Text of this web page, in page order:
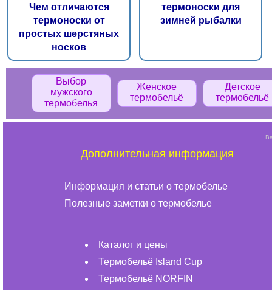
Выбор
мужского
термобелья
Женское
термобельё
Детское
термобельё
Чем отличаются
термоноски от
простых шерстяных
носков
термоноски для
зимней рыбалки
Дополнительная информация
Информация и статьи о термобелье
Полезные заметки о термобелье
Каталог и цены
Термобельё Island Cup
Термобельё NORFIN